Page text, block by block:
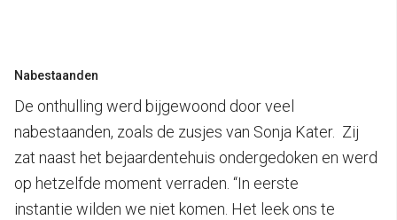
Nabestaanden
De onthulling werd bijgewoond door veel
nabestaanden, zoals de zusjes van Sonja Kater. Zij
zat naast het bejaardentehuis ondergedoken en werd
op hetzelfde moment verraden. “In eerste
instantie wilden we niet komen. Het leek ons te